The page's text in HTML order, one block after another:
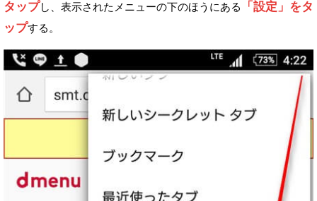
タップし、 表示されたメニューの下のほうにある
「設定」をタ
ップする。